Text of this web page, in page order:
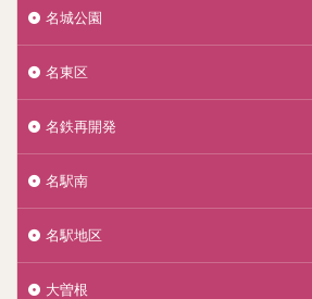
名城公園
名東区
名鉄再開発
名駅南
名駅地区
大曽根